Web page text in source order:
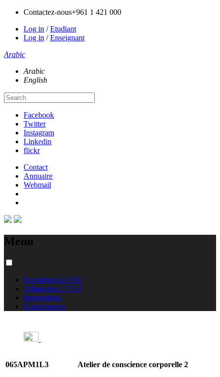
Contactez-nous+961 1 421 000
Log in /Etudiant
Log in /Enseignant
Arabic
Arabic
English
Facebook
Twitter
Instagram
Linkedin
flickr
Contact
Annuaire
Webmail
Menu
Formations à l'USJ
Admission à l'USJ
International
Équivalences
065APM1L3 Atelier de conscience corporelle 2